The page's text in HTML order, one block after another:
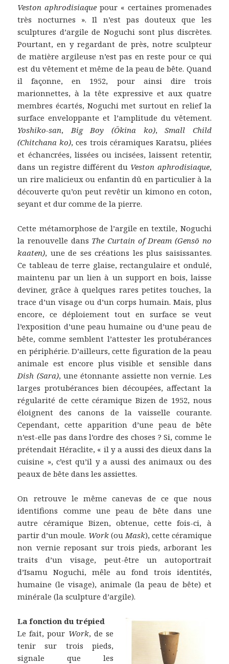
Veston aphrodisiaque pour « certaines promenades
très nocturnes ». Il n’est pas douteux que les
sculptures d’argile de Noguchi sont plus discrètes.
Pourtant, en y regardant de près, notre sculpteur
de matière argileuse n’est pas en reste pour ce qui
est du vêtement et même de la peau de bête. Quand
il façonne, en 1952, pour ainsi dire trois
marionnettes, à la tête expressive et aux quatre
membres écartés, Noguchi met surtout en relief la
surface enveloppante et l’amplitude du vêtement.
Yoshiko-san,Big Boy (Ōkina ko),Small Child
(Chitchana ko), ces trois céramiques Karatsu, pliées
et échancrées, lissées ou incisées, laissent retentir,
dans un registre différent du Veston aphrodisiaque,
un rire malicieux ou enfantin dû en particulier à la
découverte qu’on peut revêtir un kimono en coton,
seyant et dur comme de la pierre.
Cette métamorphose de l’argile en textile, Noguchi
la renouvelle dans The Curtain of Dream (Gensō no
kaaten), une de ses créations les plus saisissantes.
Ce tableau de terre glaise, rectangulaire et ondulé,
maintenu par un lien à un support en bois, laisse
deviner, grâce à quelques rares petites touches, la
trace d’un visage ou d’un corps humain. Mais, plus
encore, ce déploiement tout en surface se veut
l’exposition d’une peau humaine ou d’une peau de
bête, comme semblent l’attester les protubérances
en périphérie. D’ailleurs, cette figuration de la peau
animale est encore plus visible et sensible dans
Dish (Sara), une étonnante assiette non vernie. Les
larges protubérances bien découpées, affectant la
régularité de cette céramique Bizen de 1952, nous
éloignent des canons de la vaisselle courante.
Cependant, cette apparition d’une peau de bête
n’est-elle pas dans l’ordre des choses ? Si, comme le
prétendait Héraclite, « il y a aussi des dieux dans la
cuisine », c’est qu’il y a aussi des animaux ou des
peaux de bête dans les assiettes.
On retrouve le même canevas de ce que nous
identifions comme une peau de bête dans une
autre céramique Bizen, obtenue, cette fois-ci, à
partir d’un moule. Work (ouMask), cette céramique
non vernie reposant sur trois pieds, arborant les
traits d’un visage, peut-être un autoportrait
d’Isamu Noguchi, mêle au fond trois identités,
humaine (le visage), animale (la peau de bête) et
minérale (la sculpture d’argile).
La fonction du trépied
Le fait, pour Work, de se
tenir sur trois pieds,
signale que les